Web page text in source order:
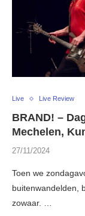
Live Live Review
BRAND! –
Mechelen,
27/11/2024
Toen we
buitenwandelden,
zowaar. …